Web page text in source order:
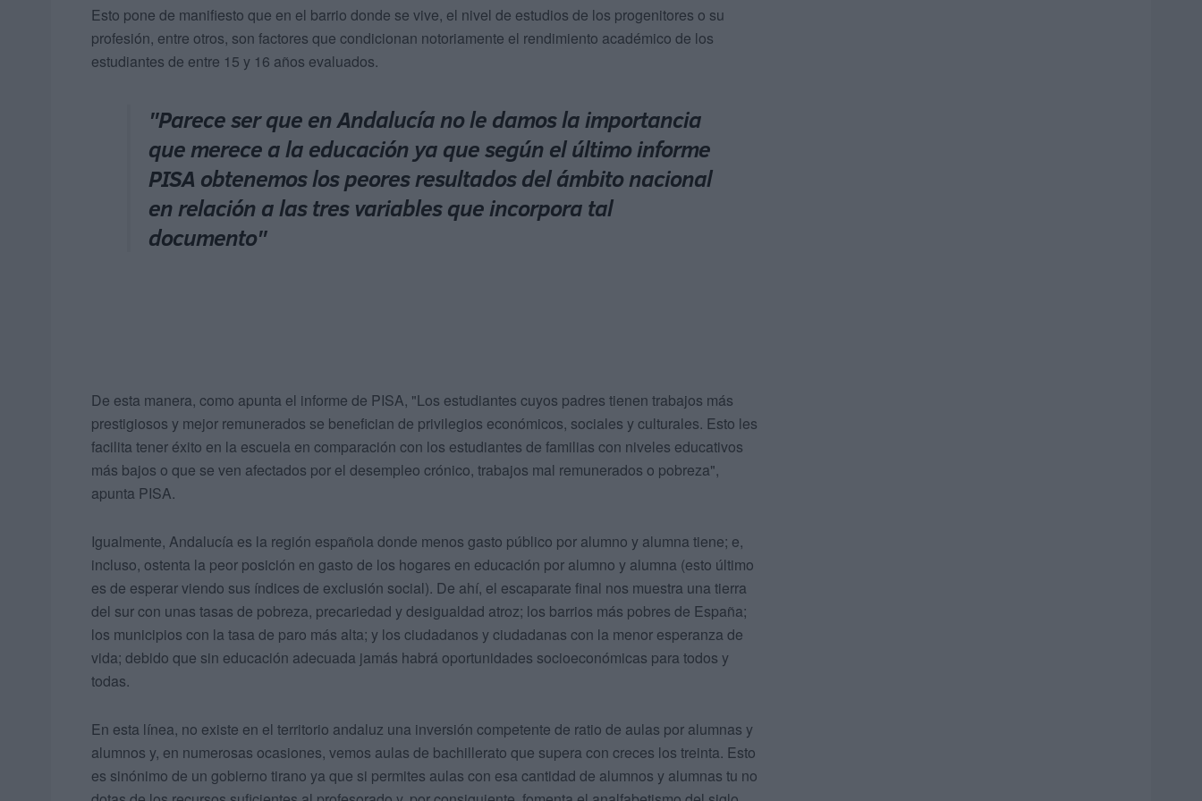
Esto pone de manifiesto que en el barrio donde se vive, el nivel de estudios de los progenitores o su
profesión, entre otros, son factores que condicionan notoriamente el rendimiento académico de los
estudiantes de entre 15 y 16 años evaluados.
"Parece ser que en Andalucía no le damos la importancia
que merece a la educación ya que según el último informe
PISA obtenemos los peores resultados del ámbito nacional
en relación a las tres variables que incorpora tal
documento"
De esta manera, como apunta el informe de PISA, "Los estudiantes cuyos padres tienen trabajos más
prestigiosos y mejor remunerados se benefician de privilegios económicos, sociales y culturales. Esto les
facilita tener éxito en la escuela en comparación con los estudiantes de familias con niveles educativos
más bajos o que se ven afectados por el desempleo crónico, trabajos mal remunerados o pobreza",
apunta PISA.
Igualmente, Andalucía es la región española donde menos gasto público por alumno y alumna tiene; e,
incluso, ostenta la peor posición en gasto de los hogares en educación por alumno y alumna (esto último
es de esperar viendo sus índices de exclusión social). De ahí, el escaparate final nos muestra una tierra
del sur con unas tasas de pobreza, precariedad y desigualdad atroz; los barrios más pobres de España;
los municipios con la tasa de paro más alta; y los ciudadanos y ciudadanas con la menor esperanza de
vida; debido que sin educación adecuada jamás habrá oportunidades socioeconómicas para todos y
todas.
En esta línea, no existe en el territorio andaluz una inversión competente de ratio de aulas por alumnas y
alumnos y, en numerosas ocasiones, vemos aulas de bachillerato que supera con creces los treinta. Esto
es sinónimo de un gobierno tirano ya que si permites aulas con esa cantidad de alumnos y alumnas tu no